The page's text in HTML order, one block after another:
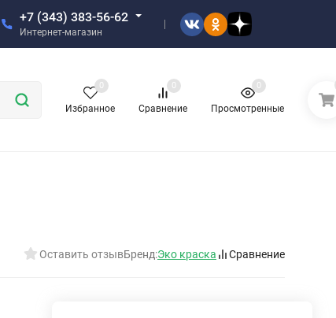
+7 (343) 383-56-62
Интернет-магазин
Избранное
0
Сравнение
0
Просмотренные
0
Оставить отзывБренд:Эко краска Сравнение